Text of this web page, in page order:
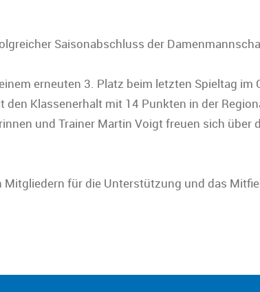
Saisonabschluss der
erneuten 3. Platz beim letzten Spieltag im
Klassenerhalt mit 14 Punkten in der
und Trainer Martin Voigt freuen sich über
für die Unterstützung und das